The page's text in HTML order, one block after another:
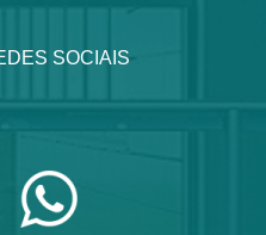
SOCIAIS